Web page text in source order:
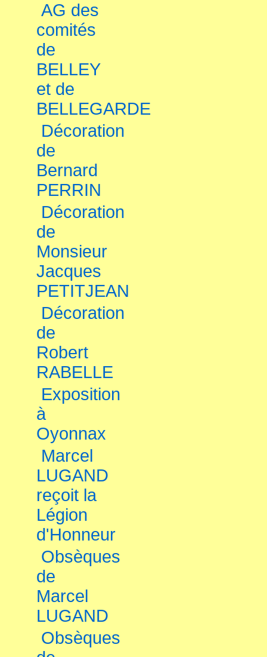
AG des
comités
de
BELLEY
et de
BELLEGARDE
Décoration
de
Bernard
PERRIN
Décoration
de
Monsieur
Jacques
PETITJEAN
Décoration
de
Robert
RABELLE
Exposition
à
Oyonnax
Marcel
LUGAND
reçoit la
Légion
d'Honneur
Obsèques
de
Marcel
LUGAND
Obsèques